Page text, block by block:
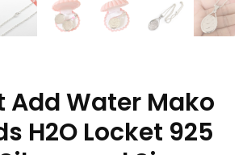
Add Water Mako
H2O Locket 925